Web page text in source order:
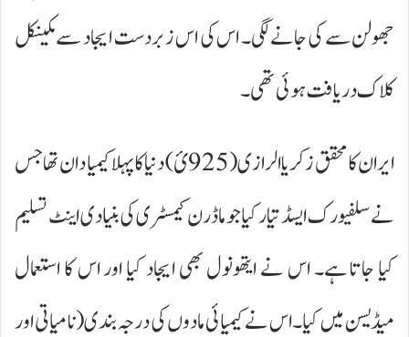
جھولن سے کی جانے لگی۔ اس کی اس زبردست ایجاد سے مکینکل
کلاک دریافت ہوئی تھی۔
ایران کا محقق زکریا الرازی (925ئ ) دنیا کا پہلا کیمیا دان تھا جس
نے سلفیورک ایسڈ تیار کیاجو ماڈرن کیمسٹری کی بنیادی اینٹ تسلیم
کیا جا تا ہے۔ اس نے ایتھونول بھی ایجاد کیا اور اس کا استعمال
میڈیسن میں کیا۔ اس نے کیمیائی مادوں کی درجہ بندی(نا میاتی اور